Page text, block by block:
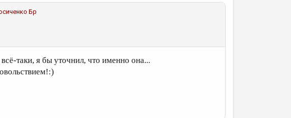
Бр
всё-таки, я бы уточнил, что именно она...